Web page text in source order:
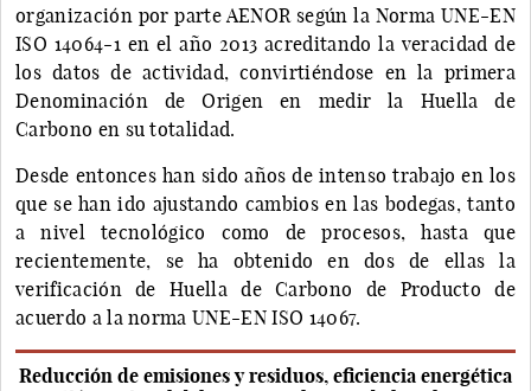
organización por parte AENOR según la Norma UNE-EN
ISO 14064-1 en el año 2013 acreditando la veracidad de
los datos de actividad, convirtiéndose en la primera
Denominación de Origen en medir la Huella de
Carbono en su totalidad.
Desde entonces han sido años de intenso trabajo en los
que se han ido ajustando cambios en las bodegas, tanto
a nivel tecnológico como de procesos, hasta que
recientemente, se ha obtenido en dos de ellas la
verificación de Huella de Carbono de Producto de
acuerdo a la norma UNE-EN ISO 14067.
Reducción de emisiones y residuos, eficiencia energética